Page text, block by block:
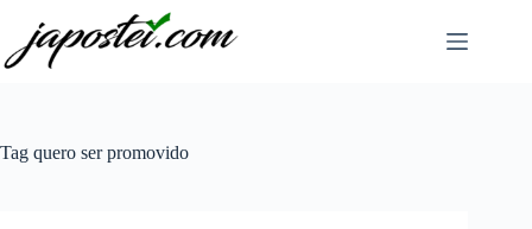
conteúdo
Tag quero ser promovido